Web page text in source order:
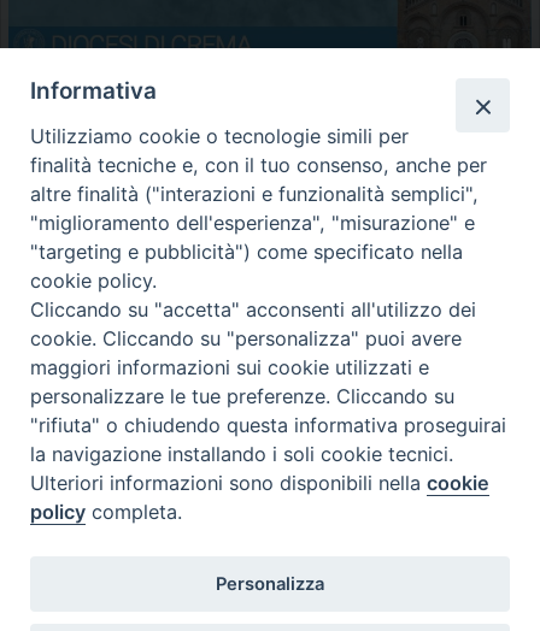
POLO BIBLIOTECHE ECCLESIASTICHE
Clicca qui per accedere al Polo delle Biblioteche Ecclesiastiche,
dove potrai trovare i testi disponibili nelle Biblioteche
Diocesane.
Informativa
Utilizziamo cookie o tecnologie simili per
finalità tecniche e, con il tuo consenso, anche per
altre finalità ("interazioni e funzionalità semplici",
"miglioramento dell'esperienza", "misurazione" e
"targeting e pubblicità") come specificato nella
cookie policy.
Cliccando su "accetta" acconsenti all'utilizzo dei
cookie. Cliccando su "personalizza" puoi avere
maggiori informazioni sui cookie utilizzati e
personalizzare le tue preferenze. Cliccando su
"rifiuta" o chiudendo questa informativa proseguirai
la navigazione installando i soli cookie tecnici.
Ulteriori informazioni sono disponibili nellacookie
policy completa.
Personalizza